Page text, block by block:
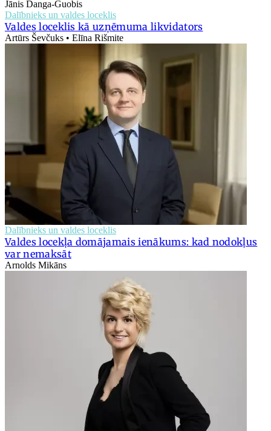
Jānis Danga-Guobis
Dalībnieks un valdes loceklis
Valdes loceklis kā uzņēmuma likvidators
Artūrs Ševčuks • Elīna Rišmite
Dalībnieks un valdes loceklis
Valdes locekļa domājamais ienākums: kad nodokļus
var nemaksāt
Arnolds Mikāns